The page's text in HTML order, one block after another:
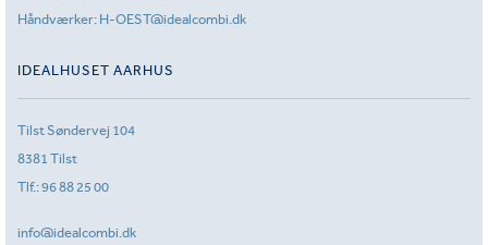
Håndværker: H-OEST@idealcombi.dk
IDEALHUSET AARHUS
Tilst Søndervej 104
8381 Tilst
Tlf.:96 88 25 00
info@idealcombi.dk